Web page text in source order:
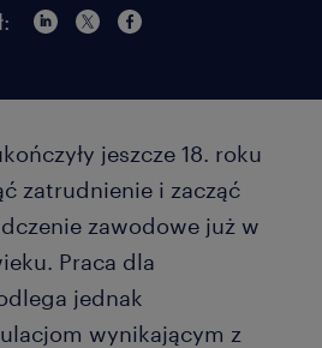
jeszcze 18. roku
zatrudnienie i zacząć
zawodowe już w
Praca dla
jednak
wynikającym z